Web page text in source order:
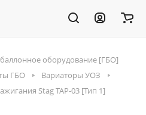
оборудование [ГБО]
ГБО
Вариаторы УОЗ
Stag TAP-03 [Тип 1]